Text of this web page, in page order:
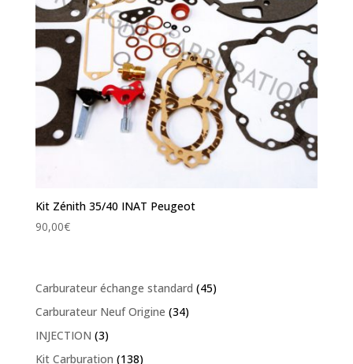
Kit Zénith 35/40 INAT Peugeot
90,00€
Carburateur échange standard (45)
Carburateur Neuf Origine (34)
INJECTION (3)
Kit Carburation (138)